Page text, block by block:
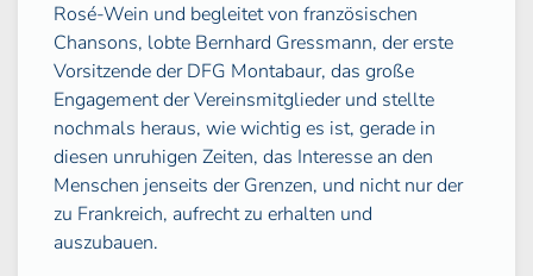
Rosé-Wein und begleitet von französischen
Chansons, lobte Bernhard Gressmann, der erste
Vorsitzende der DFG Montabaur, das große
Engagement der Vereinsmitglieder und stellte
nochmals heraus, wie wichtig es ist, gerade in
diesen unruhigen Zeiten, das Interesse an den
Menschen jenseits der Grenzen, und nicht nur der
zu Frankreich, aufrecht zu erhalten und
auszubauen.